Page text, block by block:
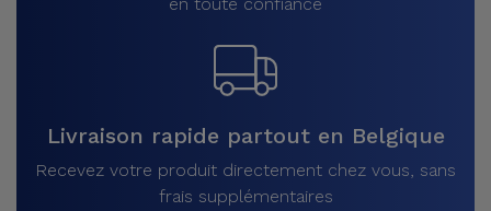
Livraison rapide partout en Belgique
Recevez votre produit directement chez vous, sans
frais supplémentaires